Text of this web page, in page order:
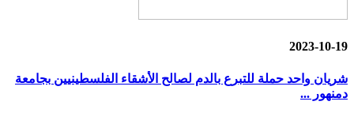
2023-10-19
شريان واحد حملة للتبرع بالدم لصالح الأشقاء الفلسطينيين بجامعة
دمنهور ...